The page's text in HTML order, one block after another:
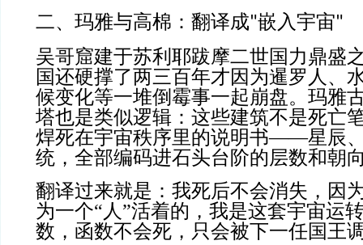
二、玛雅与高棉：翻译成"嵌入宇宙"
吴哥窟建于苏利耶跋摩二世国力鼎盛
国还硬撑了两三百年才因为暹罗人、
候变化等一堆倒霉事一起崩盘。玛雅
塔也是类似逻辑：这些建筑不是死亡
焊死在宇宙秩序里的说明书——星辰
统，全部编码进石头台阶的层数和朝
翻译过来就是：我死后不会消失，因
为一个“人”活着的，我是这套宇宙运
数，函数不会死，只会被下一任国王